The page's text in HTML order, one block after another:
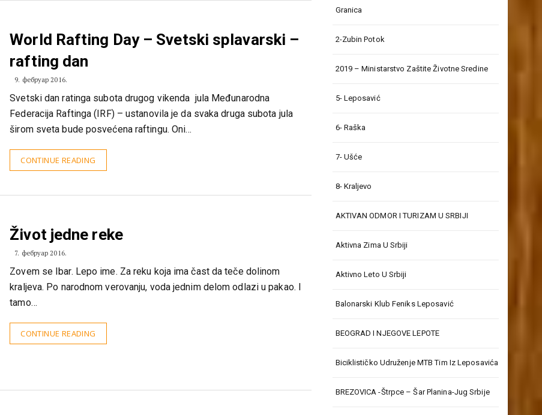
World Rafting Day – Svetski splavarski –
rafting dan
9. фебруар 2016.
Svetski dan ratinga subota drugog vikenda jula Međunarodna
Federacija Raftinga (IRF) – ustanovila je da svaka druga subota jula
širom sveta bude posvećena raftingu. Oni…
CONTINUE READING
Život jedne reke
7. фебруар 2016.
Zovem se Ibar. Lepo ime. Za reku koja ima čast da teče dolinom
kraljeva. Po narodnom verovanju, voda jednim delom odlazi u pakao. I
tamo…
CONTINUE READING
Granica
2-Zubin Potok
2019 – Ministarstvo Zaštite Životne Sredine
5- Leposavić
6- Raška
7- Ušće
8- Kraljevo
AKTIVAN ODMOR I TURIZAM U SRBIJI
Aktivna Zima U Srbiji
Aktivno Leto U Srbiji
Balonarski Klub Feniks Leposavić
BEOGRAD I NJEGOVE LEPOTE
Biciklističko Udruženje MTB Tim Iz Leposavića
BREZOVICA -Štrpce – Šar Planina-Jug Srbije